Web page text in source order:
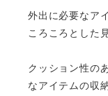
外出に必要なア
ころころとした
クッション性の
なアイテムの収